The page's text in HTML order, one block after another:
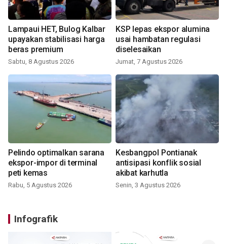
Lampaui HET, Bulog Kalbar
upayakan stabilisasi harga
beras premium
Sabtu, 8 Agustus 2026
KSP lepas ekspor alumina
usai hambatan regulasi
diselesaikan
Jumat, 7 Agustus 2026
Pelindo optimalkan sarana
ekspor-impor di terminal
peti kemas
Rabu, 5 Agustus 2026
Kesbangpol Pontianak
antisipasi konflik sosial
akibat karhutla
Senin, 3 Agustus 2026
Infografik